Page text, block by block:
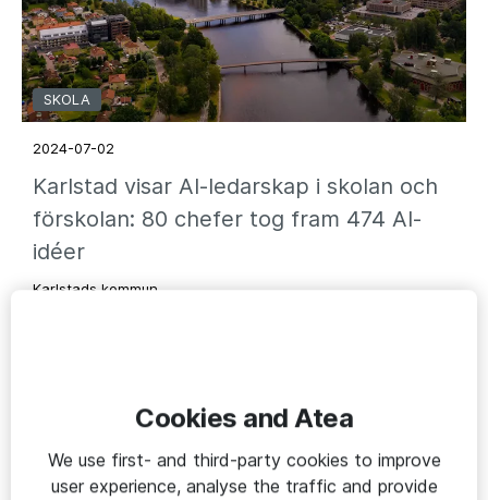
SKOLA
2024-07-02
Karlstad visar AI-ledarskap i skolan och
förskolan: 80 chefer tog fram 474 AI-
idéer
Karlstads kommun
Cookies and Atea
We use first- and third-party cookies to improve
user experience, analyse the traffic and provide